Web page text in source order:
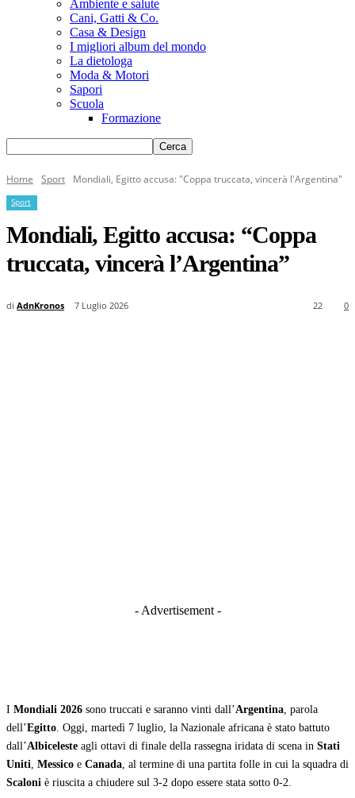
Ambiente e salute
Cani, Gatti & Co.
Casa & Design
I migliori album del mondo
La dietologa
Moda & Motori
Sapori
Scuola
Formazione
Home Sport Mondiali, Egitto accusa: "Coppa truccata, vincerà l'Argentina"
Sport
Mondiali, Egitto accusa: “Coppa
truccata, vincerà l’Argentina”
di AdnKronos 7 Luglio 2026 0
22
- Advertisement -
I Mondiali 2026 sono truccati e saranno vinti dall’Argentina, parola
dell’Egitto. Oggi, martedì 7 luglio, la Nazionale africana è stato battuto
dall’Albiceleste agli ottavi di finale della rassegna iridata di scena in Stati
Uniti, Messico e Canada, al termine di una partita folle in cui la squadra di
Scaloni è riuscita a chiudere sul 3-2 dopo essere stata sotto 0-2.